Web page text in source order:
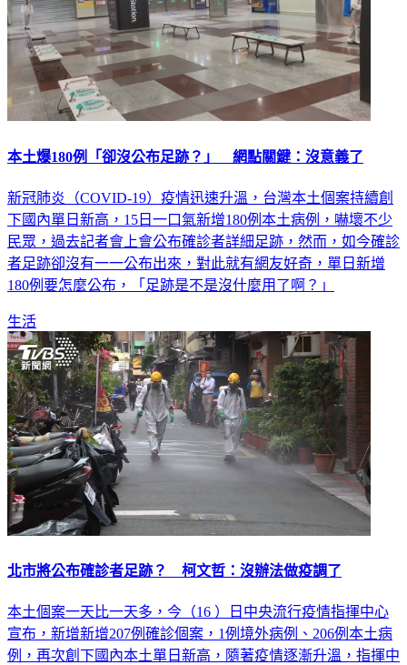
本土爆180例「卻沒公布足跡？」 網點關鍵：沒意義了
新冠肺炎（COVID-19）疫情迅速升溫，台灣本土個案持續創
下國內單日新高，15日一口氣新增180例本土病例，嚇壞不少
民眾，過去記者會上會公布確診者詳細足跡，然而，如今確診
者足跡卻沒有一一公布出來，對此就有網友好奇，單日新增
180例要怎麼公布，「足跡是不是沒什麼用了啊？」
生活
北市將公布確診者足跡？ 柯文哲：沒辦法做疫調了
本土個案一天比一天多，今（16 ）日中央流行疫情指揮中心
宣布，新增新增207例確診個案，1例境外病例、206例本土病
例，再次創下國內本土單日新高，隨著疫情逐漸升溫，指揮中